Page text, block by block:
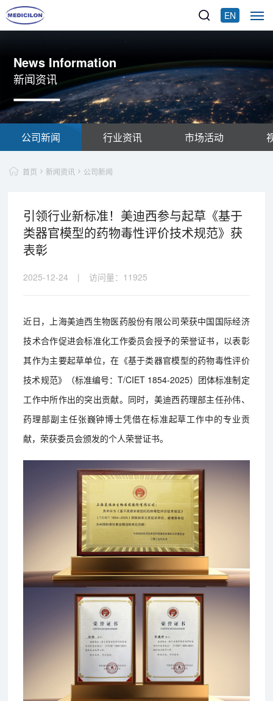
EN
News Information
新闻资讯
公司新闻 行业资讯 市场活动
首页 新闻资讯 公司新闻
引领行业新标准！美迪西参与起草《基于
类器官模型的药物毒性评价技术规范》获
表彰
2025-12-24 | 访问量： 11925
近日，上海美迪西生物医药股份有限公司荣获中国国际经济
技术合作促进会标准化工作委员会授予的荣誉证书，以表彰
其作为主要起草单位，在《基于类器官模型的药物毒性评价
技术规范》（标准编号：T/CIET 1854-2025）团体标准制定
工作中所作出的突出贡献。同时，美迪西药理部主任孙伟、
药理部副主任张巍钟博士凭借在标准起草工作中的专业贡
献，荣获委员会颁发的个人荣誉证书。